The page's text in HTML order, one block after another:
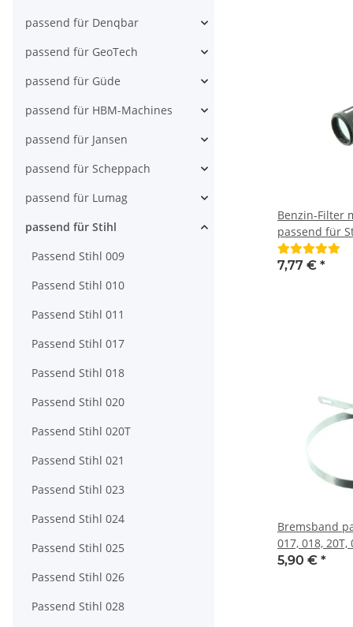
Benzin-Filter
passend für
Aufnahme 5
7,77 € *
Bremsband
017, 018, 20T,
MS170,
5,90 € *
passend für Denqbar
passend für GeoTech
passend für Güde
passend für HBM-Machines
passend für Jansen
passend für Scheppach
passend für Lumag
passend für Stihl
Passend Stihl 009
Passend Stihl 010
Passend Stihl 011
Passend Stihl 017
Passend Stihl 018
Passend Stihl 020
Passend Stihl 020T
Passend Stihl 021
Passend Stihl 023
Passend Stihl 024
Passend Stihl 025
Passend Stihl 026
Passend Stihl 028